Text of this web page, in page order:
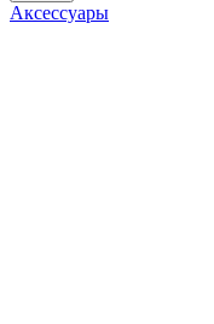
Аксессуары